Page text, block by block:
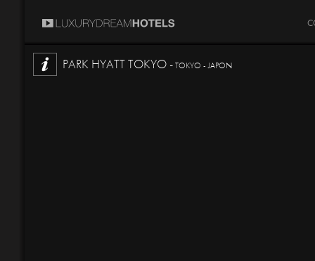
PARK HYATT TOKYO -TOKYO - JAPON